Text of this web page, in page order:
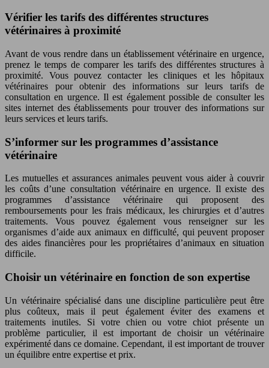
Vérifier les tarifs des différentes structures
vétérinaires à proximité
Avant de vous rendre dans un établissement vétérinaire en urgence,
prenez le temps de comparer les tarifs des différentes structures à
proximité. Vous pouvez contacter les cliniques et les hôpitaux
vétérinaires pour obtenir des informations sur leurs tarifs de
consultation en urgence. Il est également possible de consulter les
sites internet des établissements pour trouver des informations sur
leurs services et leurs tarifs.
S’informer sur les programmes d’assistance
vétérinaire
Les mutuelles et assurances animales peuvent vous aider à couvrir
les coûts d’une consultation vétérinaire en urgence. Il existe des
programmes d’assistance vétérinaire qui proposent des
remboursements pour les frais médicaux, les chirurgies et d’autres
traitements. Vous pouvez également vous renseigner sur les
organismes d’aide aux animaux en difficulté, qui peuvent proposer
des aides financières pour les propriétaires d’animaux en situation
difficile.
Choisir un vétérinaire en fonction de son expertise
Un vétérinaire spécialisé dans une discipline particulière peut être
plus coûteux, mais il peut également éviter des examens et
traitements inutiles. Si votre chien ou votre chiot présente un
problème particulier, il est important de choisir un vétérinaire
expérimenté dans ce domaine. Cependant, il est important de trouver
un équilibre entre expertise et prix.